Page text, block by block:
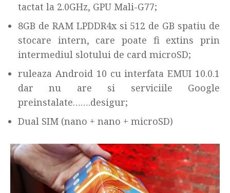
tactat la 2.0GHz, GPU Mali-G77;
8GB de RAM LPDDR4x si 512 de GB spatiu de
stocare intern, care poate fi extins prin
intermediul slotului de card microSD;
ruleaza Android 10 cu interfata EMUI 10.0.1
dar nu are si serviciile Google
preinstalate…….desigur;
Dual SIM (nano + nano + microSD)